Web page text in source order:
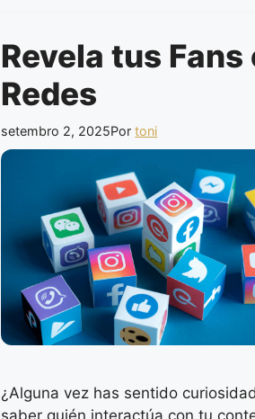
Revela tus Fans
Redes
setembro 2, 2025Portoni
¿Alguna vez has sentido
saber quién interactúa con tu